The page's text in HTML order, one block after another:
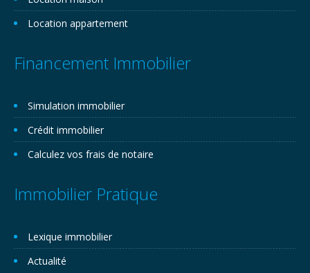
Location appartement
Financement Immobilier
Simulation immobilier
Crédit immobilier
Calculez vos frais de notaire
Immobilier Pratique
Lexique immobilier
Actualité